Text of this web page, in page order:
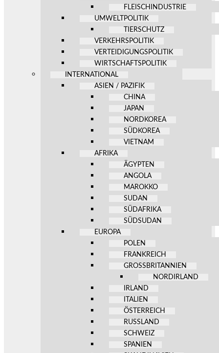
FLEISCHINDUSTRIE
UMWELTPOLITIK
TIERSCHUTZ
VERKEHRSPOLITIK
VERTEIDIGUNGSPOLITIK
WIRTSCHAFTSPOLITIK
INTERNATIONAL
ASIEN / PAZIFIK
CHINA
JAPAN
NORDKOREA
SÜDKOREA
VIETNAM
AFRIKA
ÄGYPTEN
ANGOLA
MAROKKO
SUDAN
SÜDAFRIKA
SÜDSUDAN
EUROPA
POLEN
FRANKREICH
GROSSBRITANNIEN
NORDIRLAND
IRLAND
ITALIEN
ÖSTERREICH
RUSSLAND
SCHWEIZ
SPANIEN